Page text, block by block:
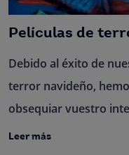
Películas de
Debido al éxito de
terror navideño,
obsequiar vuestro
Leer más